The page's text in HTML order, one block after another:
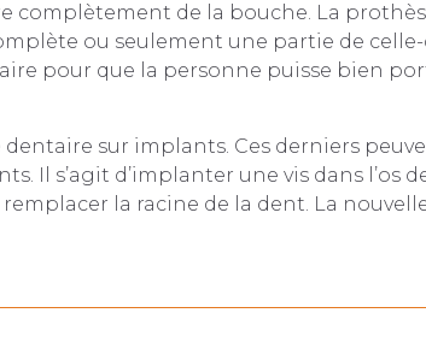
complètement de la bouche. La
ou seulement une partie de celle-
pour que la personne puisse bien
sur implants. Ces derniers
Il s’agit d’implanter une vis dans l’os
la racine de la dent. La